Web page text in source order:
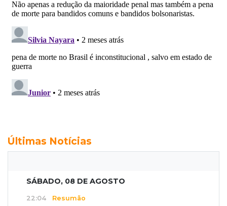
Últimas Notícias
SÁBADO, 08 DE AGOSTO
22:04 Resumão